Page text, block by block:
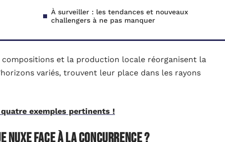
À surveiller : les tendances et nouveaux
challengers à ne pas manquer
compositions et la production locale réorganisent la
variés, trouvent leur place dans les rayons
exemples pertinents !
NUXE face à la concurrence ?